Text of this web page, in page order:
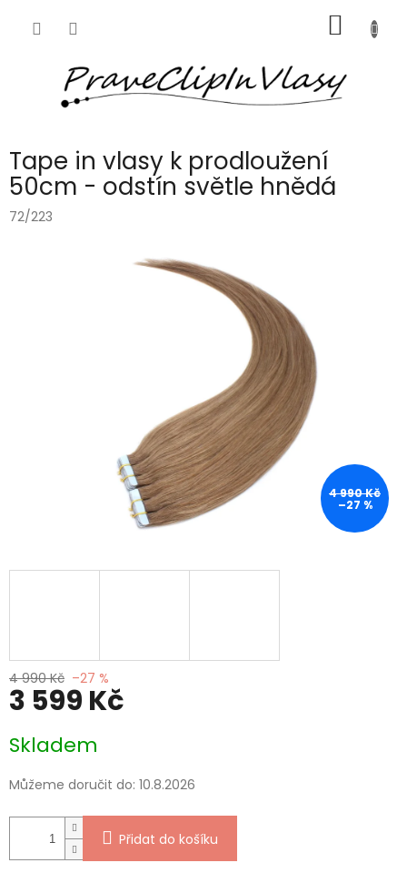
KOŠÍK
Tape in vlasy k prodloužení
50cm - odstín světle hnědá
72/223
4 990 Kč
–27 %
4 990 Kč –27 %
3 599 Kč
cena:
Skladem
Můžeme doručit do: 10.8.2026
Přidat do košíku